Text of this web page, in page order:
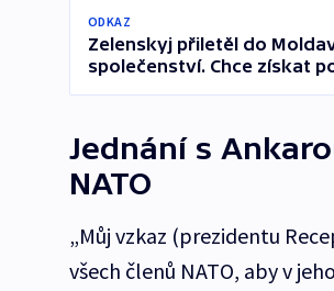
ODKAZ
Zelenskyj přiletěl do
společenství. Chce získat
Jednání s
NATO
„Můj vzkaz (prezidentu
všech členů NATO, aby v